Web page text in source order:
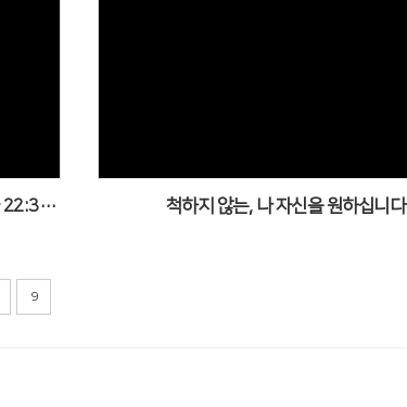
주일 1부 - 하나님, 어떻게 살아야 합니까? (마 22:35~40) 척하지 않는, 나 자신을 원하십니다
9